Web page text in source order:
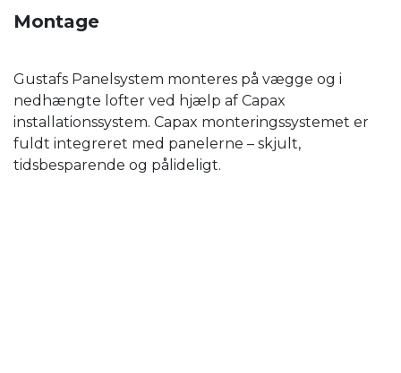
Montage
Gustafs Panelsystem monteres på vægge og i
nedhængte lofter ved hjælp af Capax
installationssystem. Capax monteringssystemet er
fuldt integreret med panelerne – skjult,
tidsbesparende og pålideligt.